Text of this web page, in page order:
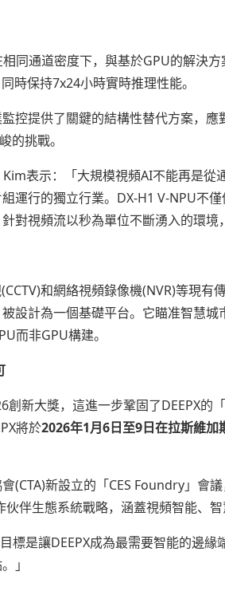
同通道密度下，與基於GPU的解決
時保持7x24小時實時推理性能。
控提供了關鍵的結構性替代方案，
的挑戰。
表示：「大規模視頻AI不能再是
運行的獨立行業。DX-H1 V-NPU不
對視頻流以秒為單位不斷湧入的環境
和網絡視頻錄像機(NVR)等現
設計為一個基礎平台。它瞄准智慧
而非GPU構建。
創新大獎，這進一步鞏固了DEEPX
將於2026年1月6日至9日在拉斯維加
(CTA)新設立的「CES Foundry」會
伙伴生態系統戰略，涵蓋視頻智能、
標是讓DEEPX成為最需要智能的邊
」